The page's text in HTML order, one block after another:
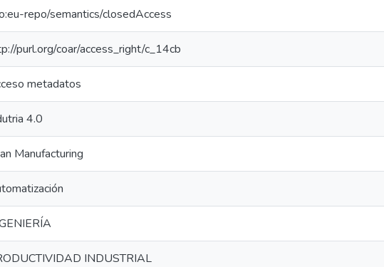
repo/semantics/closedAccess
purl.org/coar/access_right/c_14cb
metadatos
4.0
Manufacturing
INDUSTRIAL